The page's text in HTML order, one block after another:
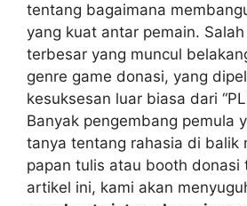
tentang bagaimana
yang kuat antar pemain.
terbesar yang muncul
genre game donasi, yang
kesuksesan luar biasa dari
Banyak pengembang pemula
tanya tentang rahasia di balik
papan tulis atau booth donasi
artikel ini, kami akan